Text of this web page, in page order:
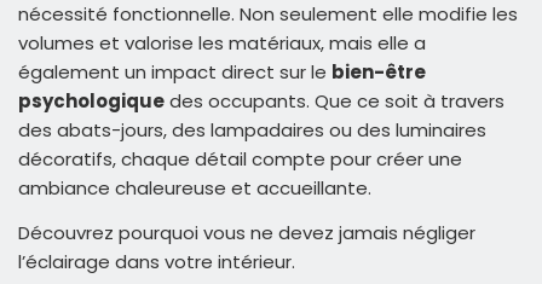
nécessité fonctionnelle. Non seulement elle modifie les
volumes et valorise les matériaux, mais elle a
également un impact direct sur le bien-être
psychologiquedes occupants. Que ce soit à travers
des abats-jours, des lampadaires ou des luminaires
décoratifs, chaque détail compte pour créer une
ambiance chaleureuse et accueillante.
Découvrez pourquoi vous ne devez jamais négliger
l’éclairage dans votre intérieur.